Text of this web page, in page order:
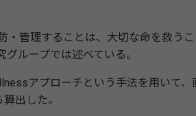
管理することは、大切な命を救う
ループでは述べている。
アプローチという手法を用いて、
出した。